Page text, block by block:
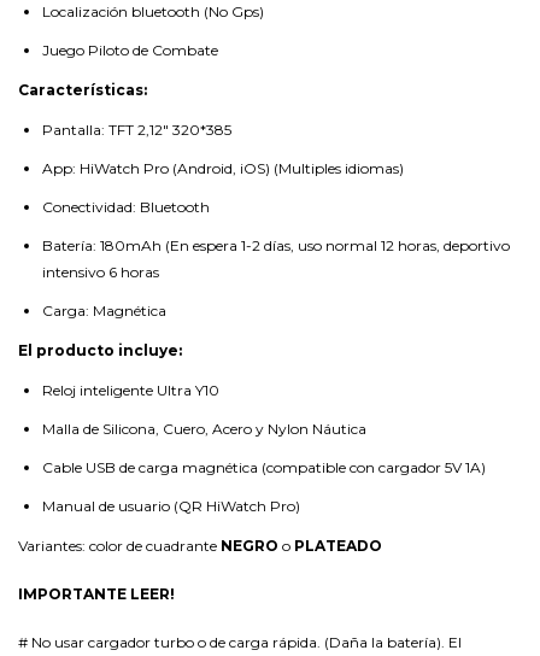
Localización bluetooth (No Gps)
Juego Piloto de Combate
Características:
Pantalla: TFT 2,12" 320*385
App: HiWatch Pro (Android, iOS) (Multiples idiomas)
Conectividad: Bluetooth
Batería: 180mAh (En espera 1-2 días, uso normal 12 horas, deportivo
intensivo 6 horas
Carga: Magnética
El producto incluye:
Reloj inteligente Ultra Y10
Malla de Silicona, Cuero, Acero y Nylon Náutica
Cable USB de carga magnética (compatible con cargador 5V 1A)
Manual de usuario (QR HiWatch Pro)
Variantes: color de cuadrante NEGRO o PLATEADO
IMPORTANTE LEER!
# No usar cargador turbo o de carga rápida. (Daña la batería). El